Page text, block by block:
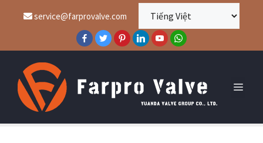
service@farprovalve.com